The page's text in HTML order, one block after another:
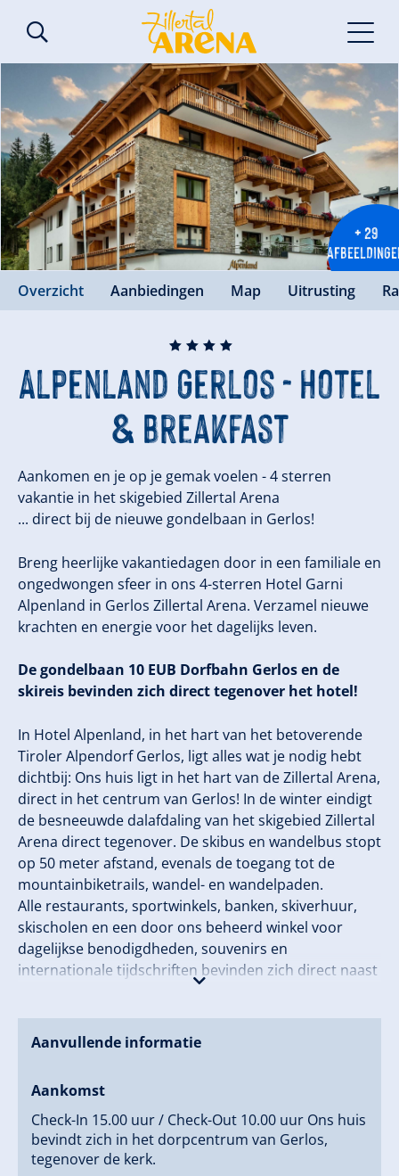
+ 29
Overzicht Aanbiedingen Map Uitrusting
🞙 🞙 🞙 🞙
Alpenland Gerlos - Hotel
& Breakfast
Aankomen en je op je gemak voelen - 4 sterren
vakantie in het skigebied Zillertal Arena
... direct bij de nieuwe gondelbaan in Gerlos!
Breng heerlijke vakantiedagen door in een familiale en
ongedwongen sfeer in ons 4-sterren Hotel Garni
Alpenland in Gerlos Zillertal Arena. Verzamel nieuwe
krachten en energie voor het dagelijks leven.
De gondelbaan 10 EUB Dorfbahn Gerlos en de
skireis bevinden zich direct tegenover het hotel!
In Hotel Alpenland, in het hart van het betoverende
Tiroler Alpendorf Gerlos, ligt alles wat je nodig hebt
dichtbij: Ons huis ligt in het hart van de Zillertal Arena,
direct in het centrum van Gerlos! In de winter eindigt
de besneeuwde dalafdaling van het skigebied Zillertal
Arena direct tegenover. De skibus en wandelbus stopt
op 50 meter afstand, evenals de toegang tot de
mountainbiketrails, wandel- en wandelpaden.
Alle restaurants, sportwinkels, banken, skiverhuur,
skischolen en een door ons beheerd winkel voor
dagelijkse benodigdheden, souvenirs en
internationale tijdschriften bevinden zich direct naast
afstand bereikbaar.
voor onze gasten met de Isskogelbahn in Gerlos en
de Dorfbahn in Königsleiten in de zomermaanden.
Wij kijken ernaar uit u te verwelkomen in ons familiaal
Aanvullende informatie
Aankomst
Check-In 15.00 uur / Check-Out 10.00 uur Ons huis
bevindt zich in het dorpcentrum van Gerlos,
tegenover de kerk.